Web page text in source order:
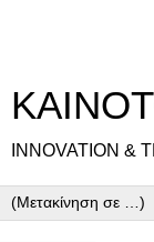
INNOVATION &